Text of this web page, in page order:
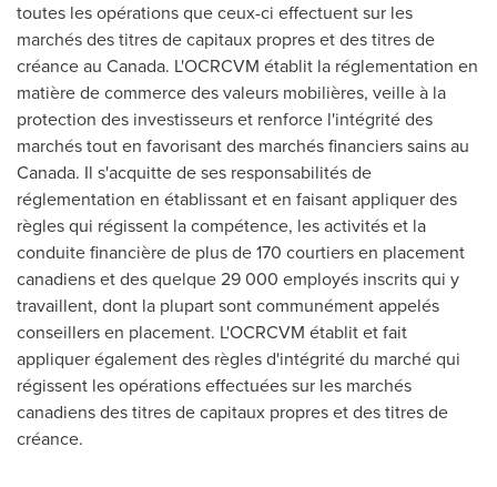
toutes les opérations que ceux-ci effectuent sur les
marchés des titres de capitaux propres et des titres de
créance au Canada. L'OCRCVM établit la réglementation en
matière de commerce des valeurs mobilières, veille à la
protection des investisseurs et renforce l'intégrité des
marchés tout en favorisant des marchés financiers sains au
Canada. Il s'acquitte de ses responsabilités de
réglementation en établissant et en faisant appliquer des
règles qui régissent la compétence, les activités et la
conduite financière de plus de 170 courtiers en placement
canadiens et des quelque 29 000 employés inscrits qui y
travaillent, dont la plupart sont communément appelés
conseillers en placement. L'OCRCVM établit et fait
appliquer également des règles d'intégrité du marché qui
régissent les opérations effectuées sur les marchés
canadiens des titres de capitaux propres et des titres de
créance.